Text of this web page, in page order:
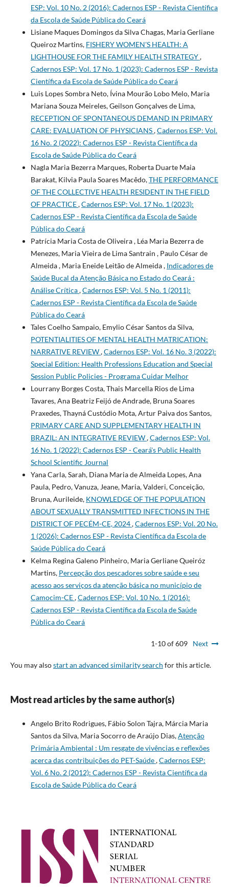
ESP: Vol. 10 No. 2 (2016): Cadernos ESP - Revista Cientí­fica
da Escola de Saúde Pública do Ceará
Lisiane Maques Domingos da Silva Chagas, Maria Gerliane
Queiroz Martins, FISHERY WOMEN'S HEALTH: A
LIGHTHOUSE FOR THE FAMILY HEALTH STRATEGY,
Cadernos ESP: Vol. 17 No. 1 (2023): Cadernos ESP - Revista
Cientí­fica da Escola de Saúde Pública do Ceará
Luis Lopes Sombra Neto, Ívina Mourão Lobo Melo, Maria
Mariana Souza Meireles, Geilson Gonçalves de Lima,
RECEPTION OF SPONTANEOUS DEMAND IN PRIMARY
CARE: EVALUATION OF PHYSICIANS,Cadernos ESP: Vol.
16 No. 2 (2022): Cadernos ESP - Revista Cientí­fica da
Escola de Saúde Pública do Ceará
Nagla Maria Bezerra Marques, Roberta Duarte Maia
Barakat, Kilvia Paula Soares Macêdo,THE PERFORMANCE
OF THE COLLECTIVE HEALTH RESIDENT IN THE FIELD
OF PRACTICE,Cadernos ESP: Vol. 17 No. 1 (2023):
Cadernos ESP - Revista Cientí­fica da Escola de Saúde
Pública do Ceará
Patrí­cia Maria Costa de Oliveira , Léa Maria Bezerra de
Menezes, Maria Vieira de Lima Santrain , Paulo César de
Almeida , Maria Eneide Leitão de Almeida , Indicadores de
Saúde Bucal da Atenção Básica no Estado do Ceará :
Análise Crítica,Cadernos ESP: Vol. 5 No. 1 (2011):
Cadernos ESP - Revista Cientí­fica da Escola de Saúde
Pública do Ceará
Tales Coelho Sampaio, Emylio César Santos da Silva,
POTENTIALITIES OF MENTAL HEALTH MATRICATION:
NARRATIVE REVIEW,Cadernos ESP: Vol. 16 No. 3 (2022):
Special Edition: Health Professions Education and Special
Session Public Policies - Programa Cuidar Melhor
Lourrany Borges Costa, Thais Marcella Rios de Lima
Tavares, Ana Beatriz Feijó de Andrade, Bruna Soares
Praxedes, Thayná Custódio Mota, Artur Paiva dos Santos,
PRIMARY CARE AND SUPPLEMENTARY HEALTH IN
BRAZIL: AN INTEGRATIVE REVIEW,Cadernos ESP: Vol.
16 No. 1 (2022): Cadernos ESP - Ceará's Public Health
School Scientific Journal
Yana Carla, Sarah, Diana Maria de Almeida Lopes, Ana
Paula, Pedro, Vanuza, Jeane, Maria, Valderi, Conceição,
Bruna, Aurileide, KNOWLEDGE OF THE POPULATION
ABOUT SEXUALLY TRANSMITTED INFECTIONS IN THE
DISTRICT OF PECÉM-CE, 2024,Cadernos ESP: Vol. 20 No.
1 (2026): Cadernos ESP - Revista Cientí­fica da Escola de
Saúde Pública do Ceará
Kelma Regina Galeno Pinheiro, Maria Gerliane Queiróz
Martins, Percepção dos pescadores sobre saúde e seu
acesso aos serviços da atenção básica no município de
Camocim-CE,Cadernos ESP: Vol. 10 No. 1 (2016):
Cadernos ESP - Revista Cientí­fica da Escola de Saúde
Pública do Ceará
1-10 of 609 Next
You may alsostart an advanced similarity search for this article.
Most read articles by the same author(s)
Angelo Brito Rodrigues, Fábio Solon Tajra, Márcia Maria
Santos da Silva, Maria Socorro de Araújo Dias,Atenção
Primária Ambiental : Um resgate de vivências e reflexões
acerca das contribuições do PET-Saúde,Cadernos ESP:
Vol. 6 No. 2 (2012): Cadernos ESP - Revista Cientí­fica da
Escola de Saúde Pública do Ceará